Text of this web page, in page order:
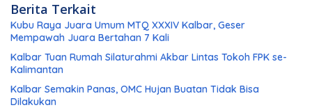
Berita Terkait
Kubu Raya Juara Umum MTQ XXXIV Kalbar, Geser
Mempawah Juara Bertahan 7 Kali
Kalbar Tuan Rumah Silaturahmi Akbar Lintas Tokoh FPK se-
Kalimantan
Kalbar Semakin Panas, OMC Hujan Buatan Tidak Bisa
Dilakukan